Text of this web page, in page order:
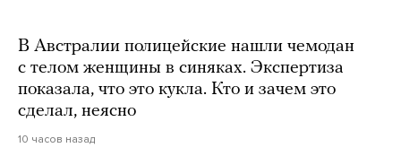
В Австралии полицейские нашли чемодан
с телом женщины в синяках. Экспертиза
показала, что это кукла. Кто и зачем это
сделал, неясно
10 часов назад